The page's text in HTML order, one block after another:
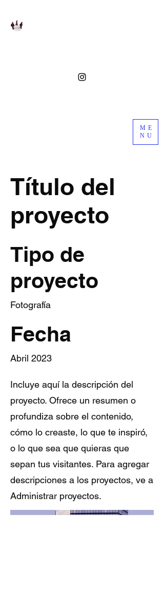
ME
NU
Título del
proyecto
Tipo de
proyecto
Fotografía
Fecha
Abril 2023
Incluye aquí la descripción del
proyecto. Ofrece un resumen o
profundiza sobre el contenido,
cómo lo creaste, lo que te inspiró,
o lo que sea que quieras que
sepan tus visitantes. Para agregar
descripciones a los proyectos, ve a
Administrar proyectos.